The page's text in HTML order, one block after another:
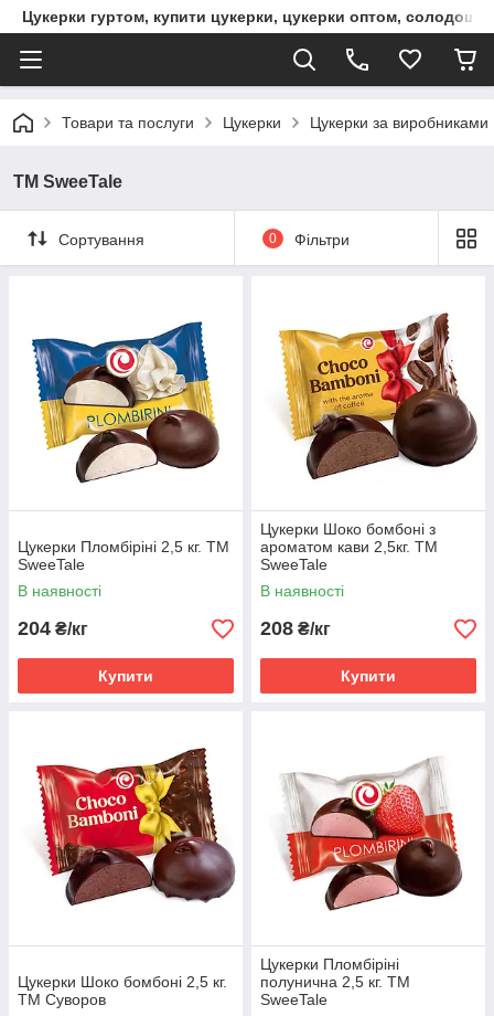
Цукерки гуртом, купити цукерки, цукерки оптом, солодощі
Товари та послуги Цукерки Цукерки за виробниками
ТМ SweeTale
Сортування 0 Фільтри
Цукерки Пломбіріні 2,5 кг. ТМ
SweeTale
В наявності
204 ₴/кг
Купити
Цукерки Шоко бомбоні з
ароматом кави 2,5кг. ТМ
SweeTale
В наявності
208 ₴/кг
Купити
Цукерки Шоко бомбоні 2,5 кг.
ТМ Суворов
Цукерки Пломбіріні
полунична 2,5 кг. ТМ
SweeTale